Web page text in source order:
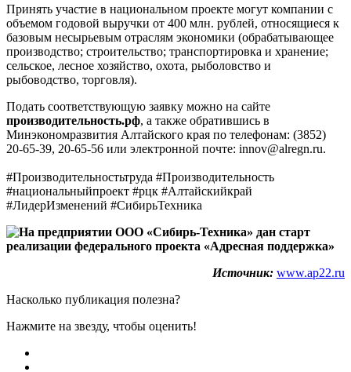
Принять участие в национальном проекте могут компании с
объемом годовой выручки от 400 млн. рублей, относящиеся к
базовым несырьевым отраслям экономики (обрабатывающее
производство; строительство; транспортировка и хранение;
сельское, лесное хозяйство, охота, рыболовство и
рыбоводство, торговля).
Подать соответствующую заявку можно на сайте
производительность.рф, а также обратившись в
Минэкономразвития Алтайского края по телефонам: (3852)
20-65-39, 20-65-56 или электронной почте: innov@alregn.ru.
#Производительностьтруда #Производительность
#национальныйпроект #рцк #Алтайскийкрай
#ЛидерИзменений #СибирьТехника
Источник: www.ap22.ru
Насколько публикация полезна?
Нажмите на звезду, чтобы оценить!